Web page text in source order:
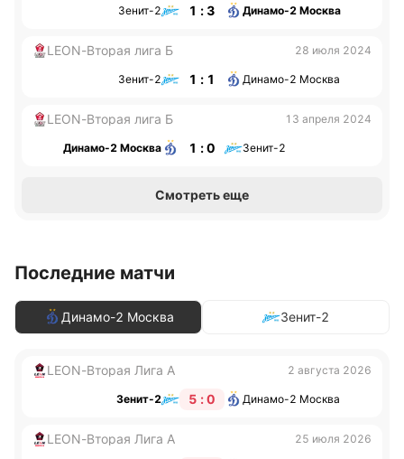
Зенит-2 1 : 3 Динамо-2 Москва
LEON-Вторая лига Б 28 июля 2024
Зенит-2 1 : 1 Динамо-2 Москва
LEON-Вторая лига Б 13 апреля 2024
Динамо-2 Москва 1 : 0 Зенит-2
Смотреть еще
Последние матчи
Динамо-2 Москва Зенит-2
LEON-Вторая Лига А 2 августа 2026
Зенит-2 5 : 0 Динамо-2 Москва
LEON-Вторая Лига А 25 июля 2026